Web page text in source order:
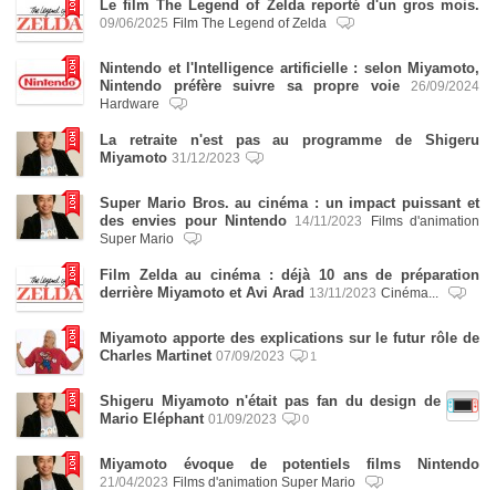
Le film The Legend of Zelda reporté d'un gros mois.
09/06/2025 Film The Legend of Zelda
Nintendo et l'Intelligence artificielle : selon Miyamoto,
Nintendo préfère suivre sa propre voie
26/09/2024
Hardware
La retraite n'est pas au programme de Shigeru
Miyamoto 31/12/2023
Super Mario Bros. au cinéma : un impact puissant et
des envies pour Nintendo
14/11/2023
Films d'animation
Super Mario
Film Zelda au cinéma : déjà 10 ans de préparation
derrière Miyamoto et Avi Arad 13/11/2023 Cinéma...
Miyamoto apporte des explications sur le futur rôle de
Charles Martinet 07/09/2023 1
Shigeru Miyamoto n'était pas fan du design de
Mario Eléphant 01/09/2023 0
Miyamoto évoque de potentiels films Nintendo
21/04/2023 Films d'animation Super Mario